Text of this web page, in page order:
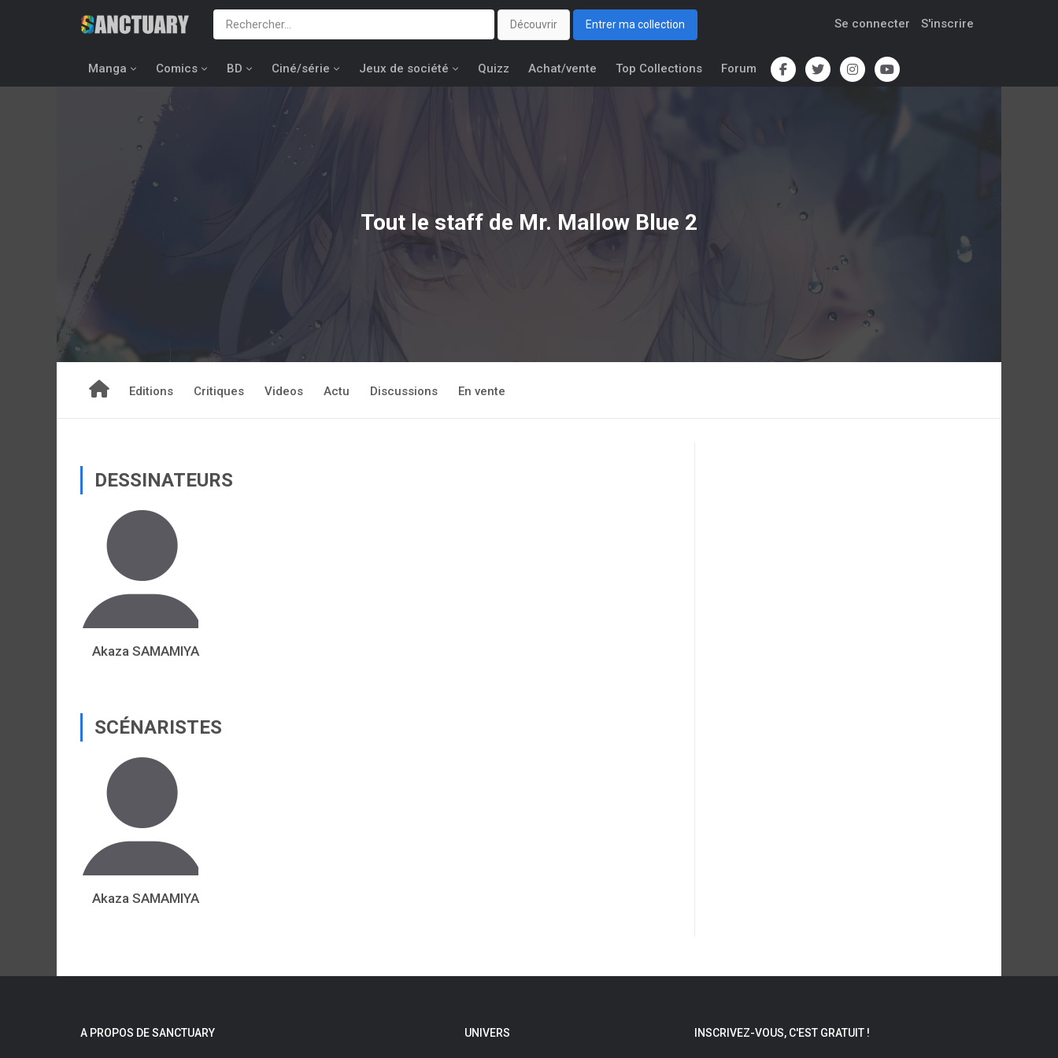
Découvrir Entrer ma collection Se connecter S'inscrire
Manga Comics BD Ciné/série Jeux de société Quizz Achat/vente Top Collections Forum
Tout le staff de Mr. Mallow Blue 2
Editions Critiques Videos Actu Discussions En vente
DESSINATEURS
Akaza SAMAMIYA
SCÉNARISTES
Akaza SAMAMIYA
A PROPOS DE SANCTUARY UNIVERS INSCRIVEZ-VOUS, C'EST GRATUIT !